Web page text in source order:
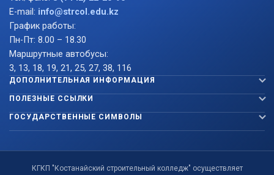
E-mail: info@strcol.edu.kz
График работы:
Пн-Пт: 8.00 – 18.30
Маршрутные автобусы:
3, 13, 18, 19, 21, 25, 27, 38, 116
ДОПОЛНИТЕЛЬНАЯ ИНФОРМАЦИЯ
ПОЛЕЗНЫЕ ССЫЛКИ
ГОСУДАРСТВЕННЫЕ СИМВОЛЫ
КГКП "Костанайский строительный колледж" осуществляет